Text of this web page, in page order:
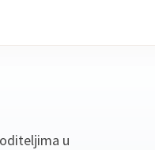
u